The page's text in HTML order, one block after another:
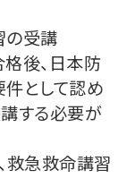
の受講
後、日本防
として認め
する必要が
救急救命講習